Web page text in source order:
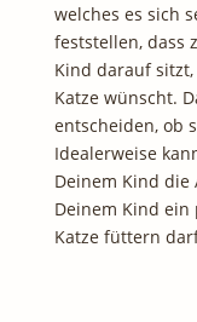
welches es sich
feststellen, dass
Kind darauf
Katze wünscht.
entscheiden, ob
Idealerweise
Deinem Kind
Deinem Kind ein
Katze füttern